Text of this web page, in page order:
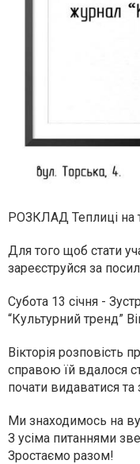
РОЗКЛАД Теплиці на
Для того щоб стати
зареєструйся за
Субота 13 січня -
“Культурний тренд”
Вікторія
справою їй вдалося
почати видаватися
Ми знаходимось на
З усіма питаннями
Зростаємо разом!